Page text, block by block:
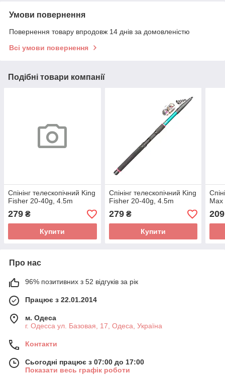
Умови повернення
Повернення товару впродовж 14 днів за домовленістю
Всі умови повернення
Подібні товари компанії
Спінінг телескопічний King
Fisher 20-40g, 4.5m
279 ₴
Купити
Спінінг телескопічний King
Fisher 20-40g, 4.5m
279₴
Купити
Max
Про нас
96% позитивних з 52 відгуків за рік
Працює з 22.01.2014
м. Одеса
г. Одесса ул. Базовая, 17, Одеса, Україна
Контакти
Сьогодні працює з 07:00 до 17:00
Показати весь графік роботи